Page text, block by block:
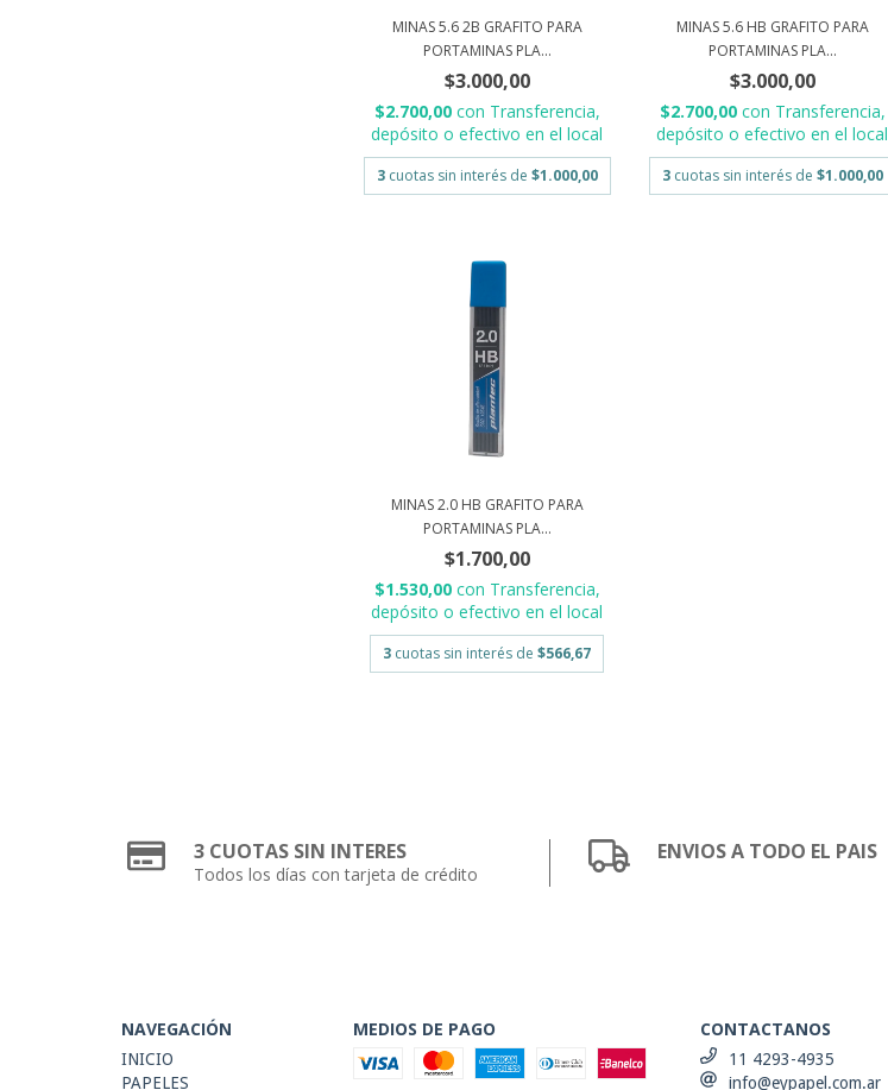
MINAS 5.6 2B GRAFITO PARA
PORTAMINAS PLA...
$3.000,00
$2.700,00 con Transferencia,
depósito o efectivo en el local
3 cuotas sin interés de $1.000,00
MINAS 5.6 HB GRAFITO PARA
PORTAMINAS PLA...
$3.000,00
$2.700,00 con Transferencia,
depósito o efectivo en el local
3 cuotas sin interés de $1.000,00
MINAS 2.0 HB GRAFITO PARA
PORTAMINAS PLA...
$1.700,00
$1.530,00 con Transferencia,
depósito o efectivo en el local
3 cuotas sin interés de$566,67
3 CUOTAS SIN INTERES
Todos los días con tarjeta de crédito
ENVIOS A TODO EL PAIS
NAVEGACIÓN
INICIO
PAPELES
MEDIOS DE PAGO CONTACTANOS
11 4293-4935
info@eypapel.com.ar